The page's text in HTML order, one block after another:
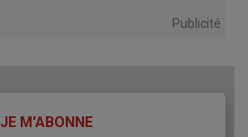
Publicité
JE M'ABONNE